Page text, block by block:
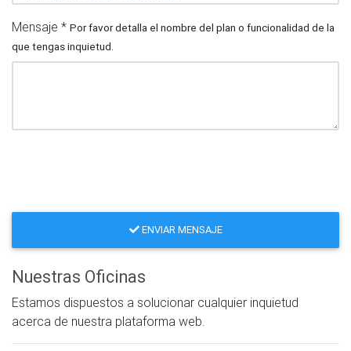
Mensaje * Por favor detalla el nombre del plan o funcionalidad de la
que tengas inquietud.
ENVIAR MENSAJE
Nuestras Oficinas
Estamos dispuestos a solucionar cualquier inquietud
acerca de nuestra plataforma web.